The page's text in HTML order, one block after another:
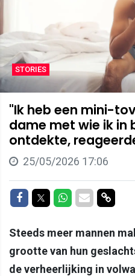
STORIES
"Ik heb een mini-
dame met wie ik in
ontdekte,
25/05/2026 17:06
Delen op Facebook
Delen op Twitter
Delen opDelen via
Steeds meer mannen
grootte van hun
de verheerlijking in